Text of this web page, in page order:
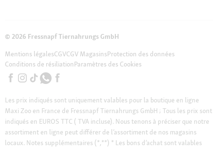
© 2026 Fressnapf Tiernahrungs GmbH
Mentions légalesCGVCGV MagasinsProtection des données
Conditions de résiliationParamètres des Cookies
Les prix indiqués sont uniquement valables pour la boutique en ligne
Maxi Zoo en France de Fressnapf Tiernahrungs GmbH ; Tous les prix sont
indiqués en EUROS TTC ( TVA incluse). Nous tenons à préciser que notre
assortiment en ligne peut différer de l’assortiment de nos magasins
locaux. Notes supplémentaires (*,**) * Les bons d’achat sont valables